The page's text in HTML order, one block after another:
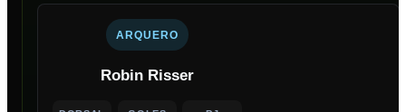
ARQUERO
Robin Risser